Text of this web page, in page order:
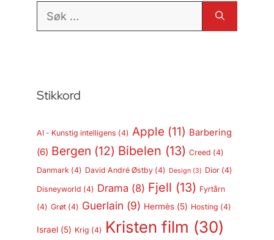
Søk
Stikkord
AI - Kunstig intelligens (4) Apple (11) Barbering
(6) Bergen (12) Bibelen (13) Creed (4)
Danmark (4) David André Østby(4) Design(3) Dior(4)
Disneyworld (4) Drama (8) Fjell (13) Fyrtårn
(4) Grøt(4) Guerlain (9) Hermès(5) Hosting (4)
Israel(5) Krig (4) Kristen film (30)